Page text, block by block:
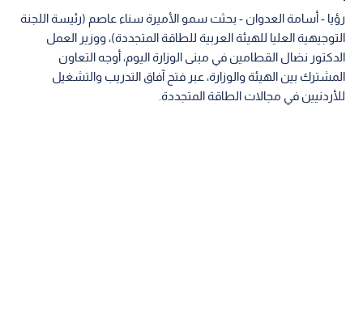
رؤيا - أسامة العدوان - بحثت سمو الأميرة سناء عاصم (رئيسة اللجنة
التوجيهية العليا للهيئة العربية للطاقة المتجددة)، ووزير العمل
الدكتور نضال القطامين في مبنى الوزارة اليوم، أوجه التعاون
المشترك بين الهيئة والوزارة، عبر فتح آفاق التدريب والتشغيل
للأردنيين في مجالات الطاقة المتجددة.